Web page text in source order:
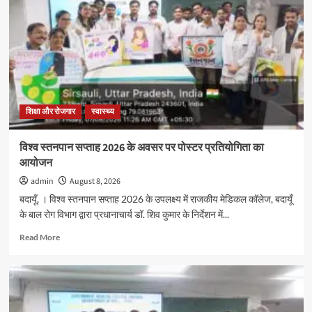
कॉलेज
में
हुई
मेहंदी
प्रतियोगिता,
छात्राओं
ने
दिखाई
प्रतिभा
शिक्षा और रोजगार स्वास्थ्य
विश्व स्तनपान सप्ताह 2026 के अवसर पर पोस्टर प्रतियोगिता का
आयोजन
admin
August 8, 2026
बदायूँ, । विश्व स्तनपान सप्ताह 2026 के उपलक्ष्य में राजकीय मेडिकल कॉलेज, बदायूँ
के बाल रोग विभाग द्वारा प्रधानाचार्य डॉ. शिव कुमार के निर्देशन में...
Read MoreRead
विश्व
स्तनपान
सप्ताह